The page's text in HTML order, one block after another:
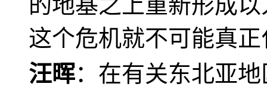
这个危机就不可能真
汪晖：在有关东北亚